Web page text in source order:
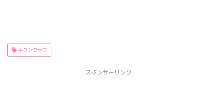
キタンクラブ
スポンサーリンク